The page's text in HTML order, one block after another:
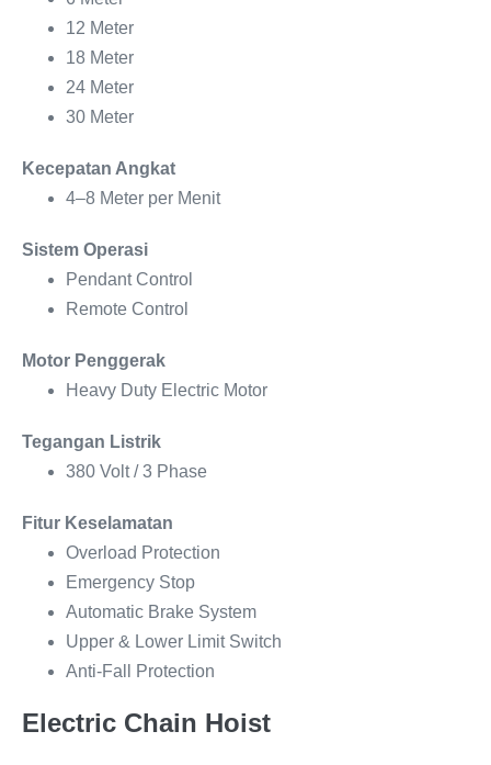
12 Meter
18 Meter
24 Meter
30 Meter
Kecepatan Angkat
4–8 Meter per Menit
Sistem Operasi
Pendant Control
Remote Control
Motor Penggerak
Heavy Duty Electric Motor
Tegangan Listrik
380 Volt / 3 Phase
Fitur Keselamatan
Overload Protection
Emergency Stop
Automatic Brake System
Upper & Lower Limit Switch
Anti-Fall Protection
Electric Chain Hoist